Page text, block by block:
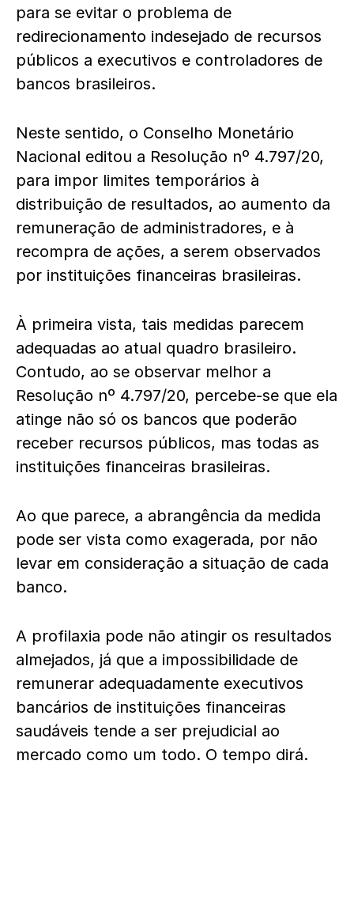
para se evitar o problema de
redirecionamento indesejado de recursos
públicos a executivos e controladores de
bancos brasileiros.
Neste sentido, o Conselho Monetário
Nacional editou a Resolução nº 4.797/20,
para impor limites temporários à
distribuição de resultados, ao aumento da
remuneração de administradores, e à
recompra de ações, a serem observados
por instituições financeiras brasileiras.
À primeira vista, tais medidas parecem
adequadas ao atual quadro brasileiro.
Contudo, ao se observar melhor a
Resolução nº 4.797/20, percebe-se que ela
atinge não só os bancos que poderão
receber recursos públicos, mas todas as
instituições financeiras brasileiras.
Ao que parece, a abrangência da medida
pode ser vista como exagerada, por não
levar em consideração a situação de cada
banco.
A profilaxia pode não atingir os resultados
almejados, já que a impossibilidade de
remunerar adequadamente executivos
bancários de instituições financeiras
saudáveis tende a ser prejudicial ao
mercado como um todo. O tempo dirá.